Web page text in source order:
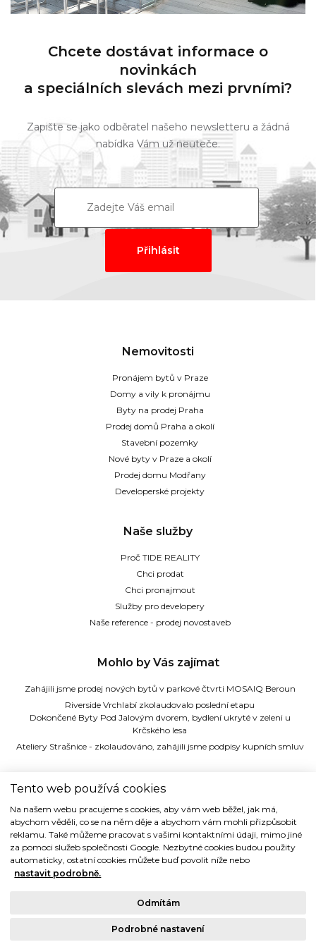
Chcete dostávat informace o
novinkách
a speciálních slevách mezi prvními?
Zapište se jako odběratel našeho newsletteru a žádná
nabídka Vám už neuteče.
Nemovitosti
Pronájem bytů v Praze
Domy a vily k pronájmu
Byty na prodej Praha
Prodej domů Praha a okolí
Stavební pozemky
Nové byty v Praze a okolí
Prodej domu Modřany
Developerské projekty
Naše služby
Proč TIDE REALITY
Chci prodat
Chci pronajmout
Služby pro developery
Naše reference - prodej novostaveb
Mohlo by Vás zajímat
Zahájili jsme prodej nových bytů v parkové čtvrti MOSAIQ Beroun
Riverside Vrchlabí zkolaudovalo poslední etapu
Dokončené Byty Pod Jalovým dvorem, bydlení ukryté v zeleni u
Krčského lesa
Ateliery Strašnice - zkolaudováno, zahájili jsme podpisy kupních smluv
TIDE REALITY s.r.o.
Dřevná 2, 128 00 Praha 2
Tel: (+420) 224 914 914
e-mail:info@tide.cz
Copyright © 1993-2018 TIDE REALITY s.r.o.. Všechna práva vyhrazena.
Tento web používá cookies
Na našem webu pracujeme s cookies, aby vám web běžel, jak má,
abychom věděli, co se na něm děje a abychom vám mohli přizpůsobit
reklamu. Také můžeme pracovat s vašimi kontaktními údaji, mimo jiné
za pomoci služeb společnosti Google. Nezbytné cookies budou použity
automaticky, ostatní cookies můžete buď povolit níže nebo
nastavit podrobně.
Odmítám
Podrobné nastavení